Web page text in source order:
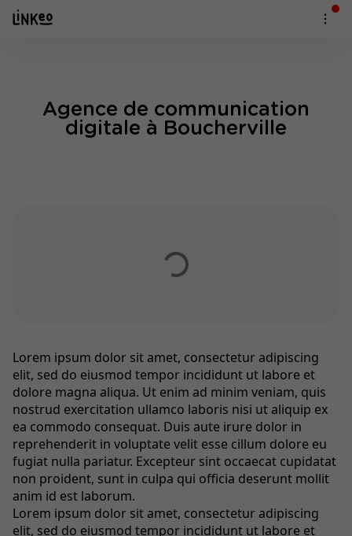
Agence de communication
digitale à Boucherville
Lorem ipsum dolor sit amet, consectetur adipiscing
elit, sed do eiusmod tempor incididunt ut labore et
dolore magna aliqua. Ut enim ad minim veniam, quis
nostrud exercitation ullamco laboris nisi ut aliquip ex
ea commodo consequat. Duis aute irure dolor in
reprehenderit in voluptate velit esse cillum dolore eu
fugiat nulla pariatur. Excepteur sint occaecat cupidatat
non proident, sunt in culpa qui officia deserunt mollit
anim id est laborum.
Lorem ipsum dolor sit amet, consectetur adipiscing
elit, sed do eiusmod tempor incididunt ut labore et